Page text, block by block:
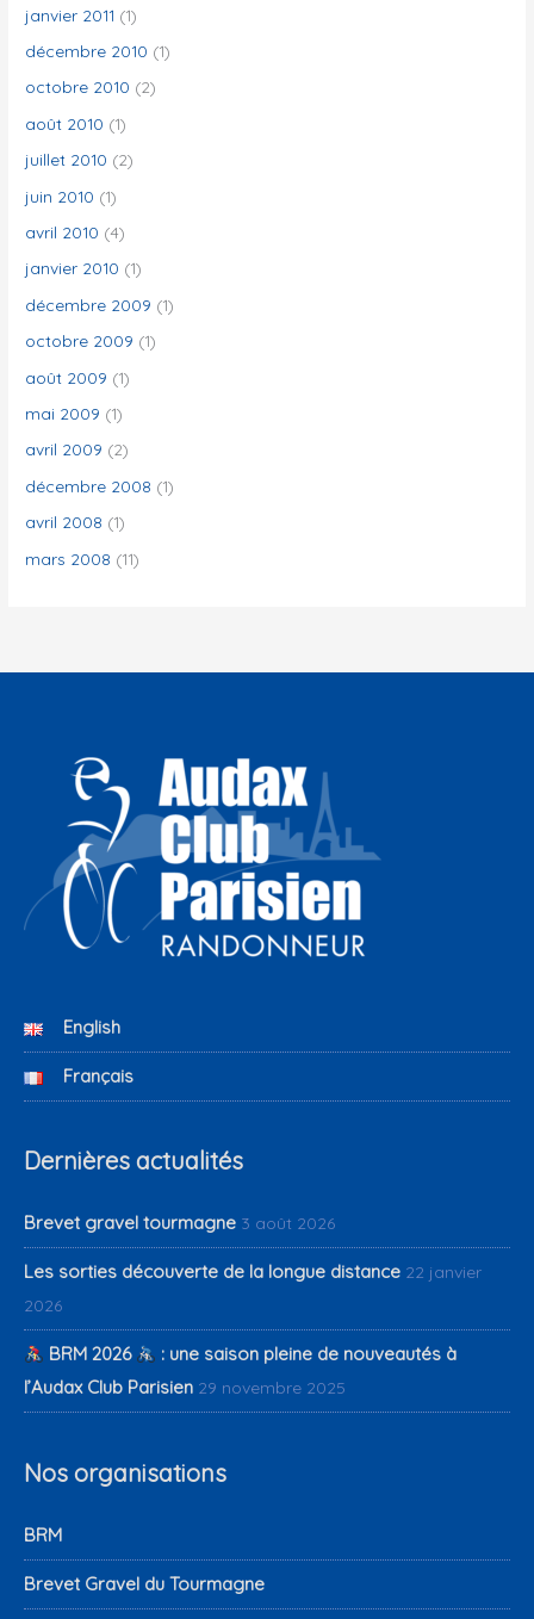
janvier 2011 (1)
décembre 2010 (1)
octobre 2010 (2)
août 2010 (1)
juillet 2010 (2)
juin 2010 (1)
avril 2010 (4)
janvier 2010 (1)
décembre 2009 (1)
octobre 2009 (1)
août 2009 (1)
mai 2009 (1)
avril 2009 (2)
décembre 2008 (1)
avril 2008 (1)
mars 2008 (11)
English
Français
Dernières actualités
Brevet gravel tourmagne 3 août 2026
Les sorties découverte de la longue distance 22 janvier
2026
BRM 2026
: une saison pleine de nouveautés à
l’Audax Club Parisien 29 novembre 2025
Nos organisations
BRM
Brevet Gravel du Tourmagne